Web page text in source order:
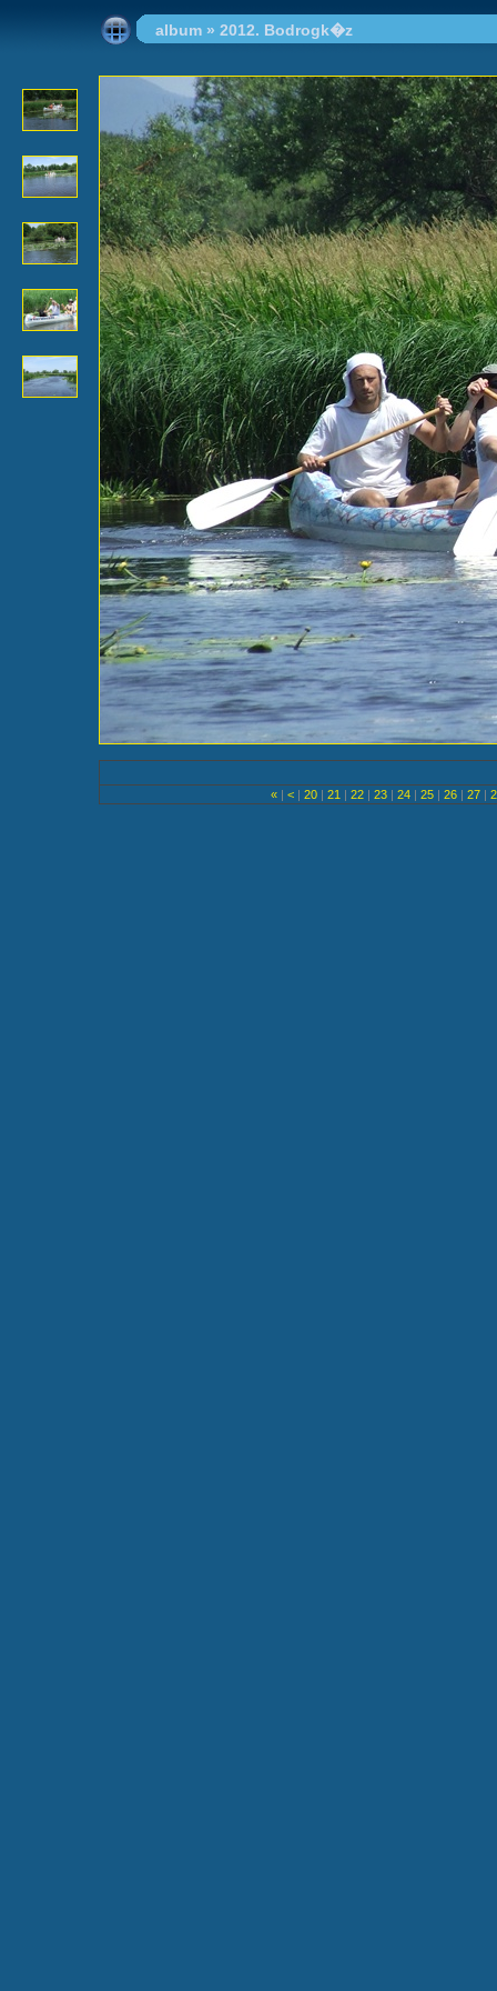
album » 2012. Bodrogk�z
« | < | 20 | 21 | 22 | 23 | 24 | 25 | 26 | 27 |